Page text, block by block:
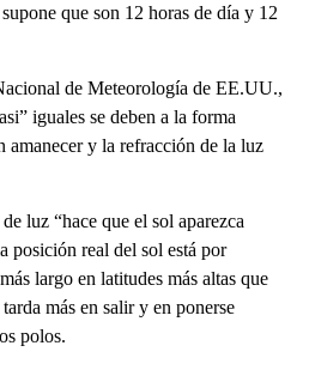
que son 12 horas de día y 12
de Meteorología de EE.UU.,
iguales se deben a la forma
amanecer y la refracción de la luz
luz “hace que el sol aparezca
posición real del sol está por
largo en latitudes más altas que
más en salir y en ponerse
polos.